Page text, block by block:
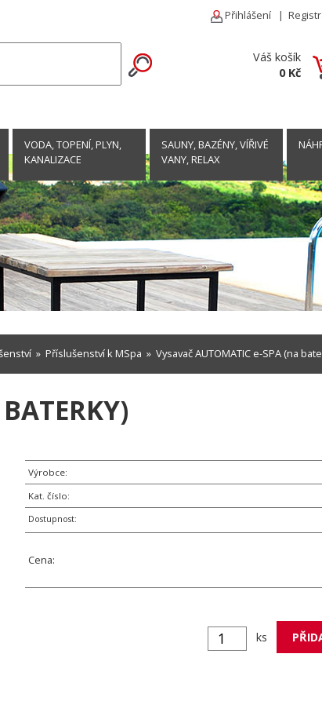
Přihlášení |
Váš košík
0 Kč
VODA, TOPENÍ, PLYN,
KANALIZACE
SAUNY, BAZÉNY, VÍŘIVÉ
VANY, RELAX
» Příslušenství k MSpa » Vysavač AUTOMATIC e-SPA (na
Výrobce:
Kat. číslo:
Dostupnost:
Cena:
ks